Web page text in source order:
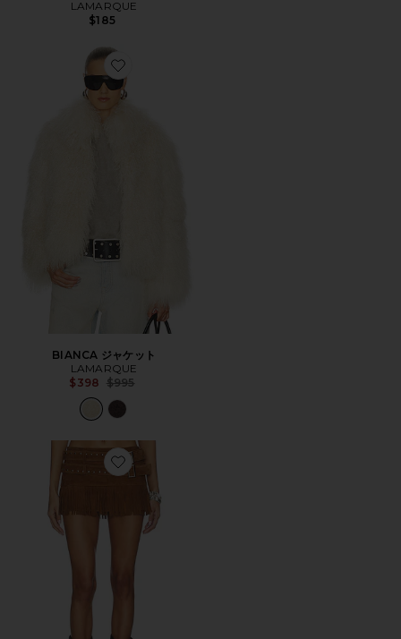
LAMARQUE
$185
Favorite BIANCA ジャケット
BIANCA ジャケット
LAMARQUE
$398 Previous price:
$995
Favorite ISA DOUBLE BELTED MICRO SUEDE スカー